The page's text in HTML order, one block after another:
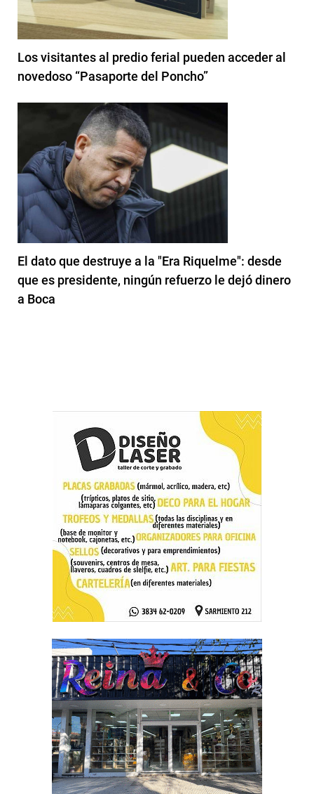
Los visitantes al predio ferial pueden acceder al
novedoso “Pasaporte del Poncho”
El dato que destruye a la "Era Riquelme": desde
que es presidente, ningún refuerzo le dejó dinero
a Boca